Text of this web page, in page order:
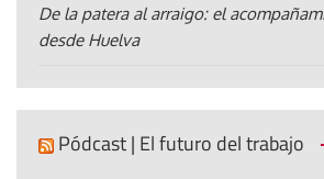
De la patera al arraigo: el
desde Huelva
Pódcast | El futuro del trabajo